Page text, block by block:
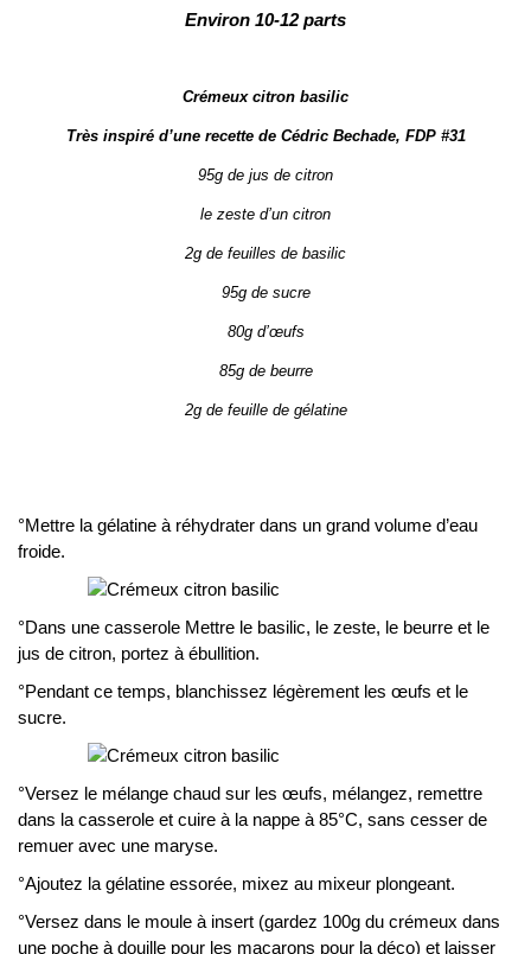
Environ 10-12 parts
Crémeux citron basilic
Très inspiré d’une recette de Cédric Bechade, FDP #31
95g de jus de citron
le zeste d’un citron
2g de feuilles de basilic
95g de sucre
80g d’œufs
85g de beurre
2g de feuille de gélatine
°Mettre la gélatine à réhydrater dans un grand volume d’eau
froide.
°Dans une casserole Mettre le basilic, le zeste, le beurre et le
jus de citron, portez à ébullition.
°Pendant ce temps, blanchissez légèrement les œufs et le
sucre.
°Versez le mélange chaud sur les œufs, mélangez, remettre
dans la casserole et cuire à la nappe à 85°C, sans cesser de
remuer avec une maryse.
°Ajoutez la gélatine essorée, mixez au mixeur plongeant.
°Versez dans le moule à insert (gardez 100g du crémeux dans
une poche à douille pour les macarons pour la déco) et laisser